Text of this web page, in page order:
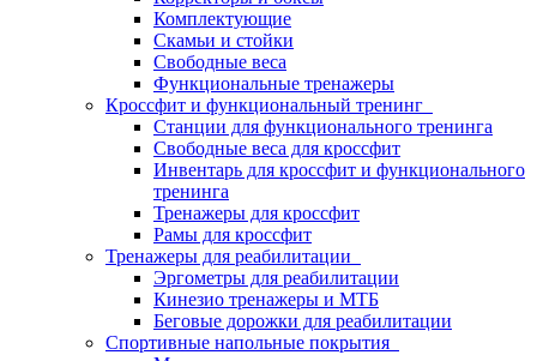
Комплектующие
Скамьи и стойки
Свободные веса
Функциональные тренажеры
Кроссфит и функциональный тренинг
Станции для функционального тренинга
Свободные веса для кроссфит
Инвентарь для кроссфит и функционального
тренинга
Тренажеры для кроссфит
Рамы для кроссфит
Тренажеры для реабилитации
Эргометры для реабилитации
Кинезио тренажеры и МТБ
Беговые дорожки для реабилитации
Спортивные напольные покрытия